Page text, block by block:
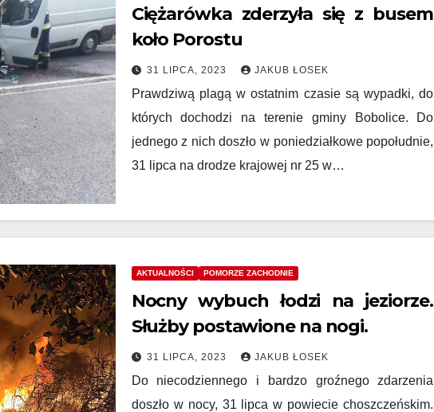
Ciężarówka zderzyła się z busem
koło Porostu
31 LIPCA, 2023 JAKUB ŁOSEK
Prawdziwą plagą w ostatnim czasie są wypadki, do
których dochodzi na terenie gminy Bobolice. Do
jednego z nich doszło w poniedziałkowe popołudnie,
31 lipca na drodze krajowej nr 25 w…
AKTUALNOŚCI POMORZE ZACHODNIE
Nocny wybuch łodzi na jeziorze.
Służby postawione na nogi.
31 LIPCA, 2023 JAKUB ŁOSEK
Do niecodziennego i bardzo groźnego zdarzenia
doszło w nocy, 31 lipca w powiecie choszczeńskim.